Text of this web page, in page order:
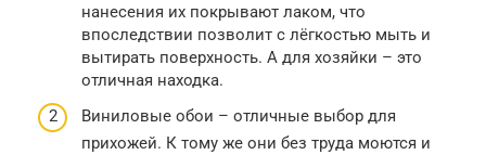
нанесения их покрывают лаком, что
впоследствии позволит с лёгкостью мыть и
вытирать поверхность. А для хозяйки – это
отличная находка.
Виниловые обои – отличные выбор для
прихожей. К тому же они без труда моются и